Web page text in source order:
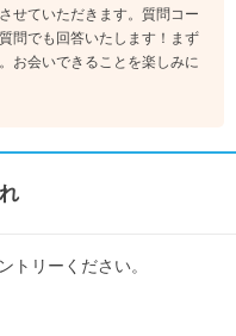
せていただきます。質問コー
問でも回答いたします！まず
お会いできることを楽しみに
トリーください。